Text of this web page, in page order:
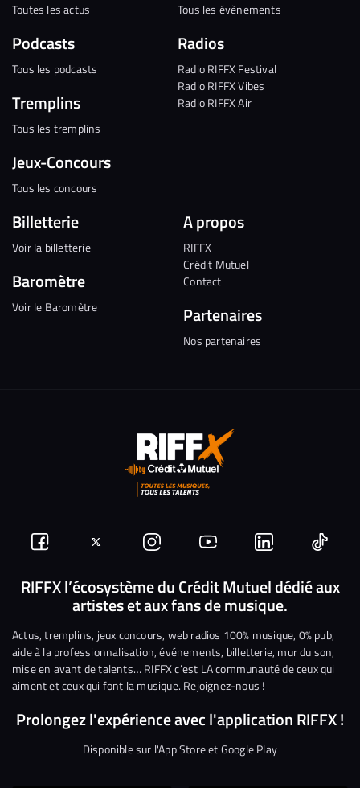
Toutes les actus
Podcasts
Tous les podcasts
Tremplins
Tous les tremplins
Jeux-Concours
Tous les concours
Tous les évènements
Radios
Radio RIFFX Festival
Radio RIFFX Vibes
Radio RIFFX Air
Billetterie
Voir la billetterie
Baromètre
Voir le Baromètre
A propos
RIFFX
Crédit Mutuel
Contact
Partenaires
Nos partenaires
Suivez-
nous
Facebook
Suivez-
nous
sur
Twitter
Nous
rejoindre
sur
Instagram
Nous
rejoindre
sur
YouTube
Nous
rejoindre
sur
Linkedin
Nous
RIFFX l’écosystème du Crédit Mutuel dédié aux
artistes et aux fans de musique.
Actus, tremplins, jeux concours, web radios 100% musique, 0% pub,
aide à la professionnalisation, événements, billetterie, mur du son,
mise en avant de talents… RIFFX c’est LA communauté de ceux qui
aiment et ceux qui font la musique. Rejoignez-nous !
Prolongez l'expérience avec l'application RIFFX !
Disponible sur l'App Store et Google Play